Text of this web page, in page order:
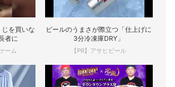
じを買いな
者に
ーム
ビールのうまさが際立つ「仕上げに
3分冷凍庫DRY」
【PR】アサヒビール